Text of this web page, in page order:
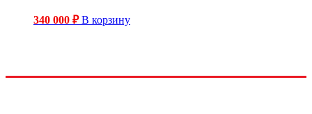
340 000 ₽ В корзину